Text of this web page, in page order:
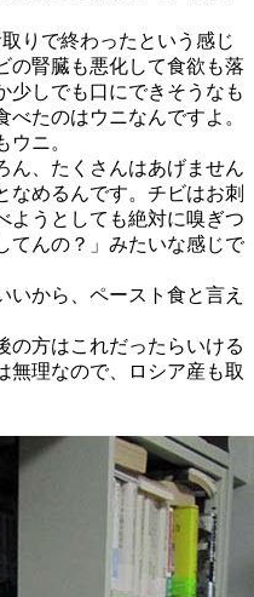
りで終わったという感じ
の腎臓も悪化して食欲も落
少しでも口にできそうなも
たのはウニなんですよ。
ニ。
、たくさんはあげません
なめるんです。チビはお刺
ようとしても絶対に嗅ぎつ
てんの？」みたいな感じで
から、ペースト食と言え
方はこれだったらいける
無理なので、ロシア産も取